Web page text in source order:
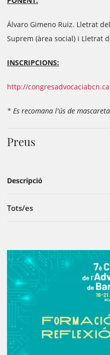
Álvaro Gimeno Ruiz. Lletrat
Suprem (àrea social) i Lletrat
INSCRIPCIONS:
http://
* Es recomana l'ús de
Preus
Descripció
Tots/es